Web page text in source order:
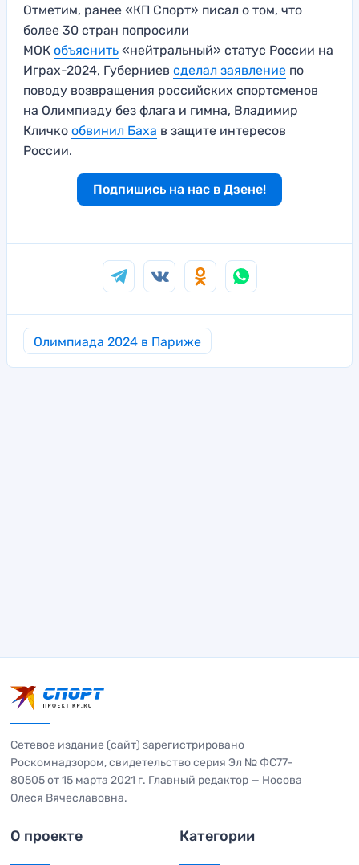
Отметим, ранее «КП Спорт» писал о том, что
более 30 стран попросили
МОК объяснить «нейтральный» статус России на
Играх-2024, Губерниев сделал заявление по
поводу возвращения российских спортсменов
на Олимпиаду без флага и гимна, Владимир
Кличко обвинил Баха в защите интересов
России.
Подпишись на нас в Дзене!
Олимпиада 2024 в Париже
Сетевое издание (сайт) зарегистрировано
Роскомнадзором, свидетельство серия Эл № ФС77-
80505 от 15 марта 2021 г. Главный редактор — Носова
Олеся Вячеславовна.
О проекте Категории